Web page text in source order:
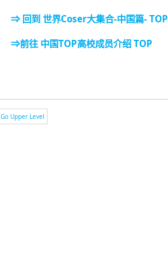
⇒ 回到 世界Coser大集合-中国篇- TOP
⇒前往 中国TOP高校成员介绍 TOP
Go Upper Level